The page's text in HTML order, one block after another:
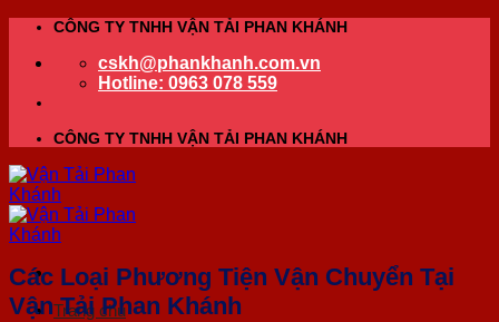
CÔNG TY TNHH VẬN TẢI PHAN KHÁNH
cskh@phankhanh.com.vn
Hotline: 0963 078 559
CÔNG TY TNHH VẬN TẢI PHAN KHÁNH
Trang chủ
Các Loại Phương Tiện Vận Chuyển Tại
Vận Tải Phan Khánh